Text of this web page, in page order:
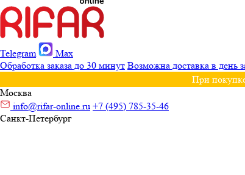
Telegram
Max
Обработка заказа до 30 минут Возможна доставка в день
При
Москва
info@rifar-online.ru +7 (495) 785-35-46
Санкт-Петербург